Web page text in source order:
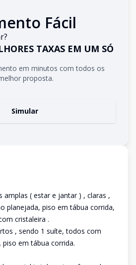
Fácil
TAXAS EM UM SÓ
em minutos com todos os
proposta.
Simular
amplas ( estar e jantar ) , claras ,
planejada, piso em tábua corrida,
cristaleira .
, sendo 1 suíte, todos com
em tábua corrida.